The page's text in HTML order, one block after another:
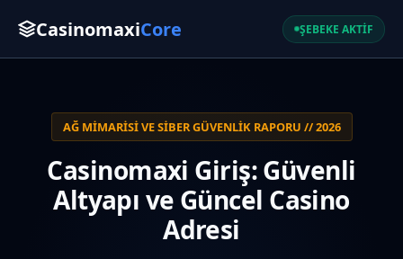
CasinomaxiCore ŞEBEKE AKTİF
AĞ MIMARISI VE SIBER GÜVENLIK RAPORU // 2026
Casinomaxi Giriş: Güvenli
Altyapı ve Güncel Casino
Adresi